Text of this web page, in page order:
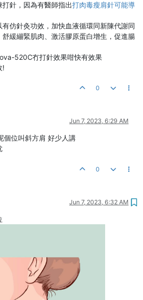
針，因為有醫師指出打肉毒瘦肩針可能導
有仿針灸功效，加快血液循環同新陳代謝同
緩繃緊肌肉、激活膠原蛋白增生，促進腸
520C冇打針效果咁快有效果
!
0
Jun 7, 2023, 6:29 AM
個位叫斜方肩 好少人講
0
Jun 7, 2023, 6:32 AM